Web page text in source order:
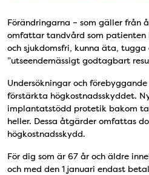
Förändringarna – som gäller från
omfattar tandvård som
och sjukdomsfri, kunna äta,
”utseendemässigt godtagbart
Undersökningar och
förstärkta högkostnadsskyddet.
implantatstödd protetik bakom
heller. Dessa åtgärder omfattas
högkostnadsskydd.
För dig som är 67 år och äldre
och med den 1 januari endast